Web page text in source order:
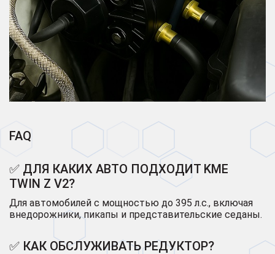
FAQ
✅ ДЛЯ КАКИХ АВТО ПОДХОДИТ KME
TWIN Z V2?
Для автомобилей с мощностью до 395 л.с., включая
внедорожники, пикапы и представительские седаны.
✅ КАК ОБСЛУЖИВАТЬ РЕДУКТОР?